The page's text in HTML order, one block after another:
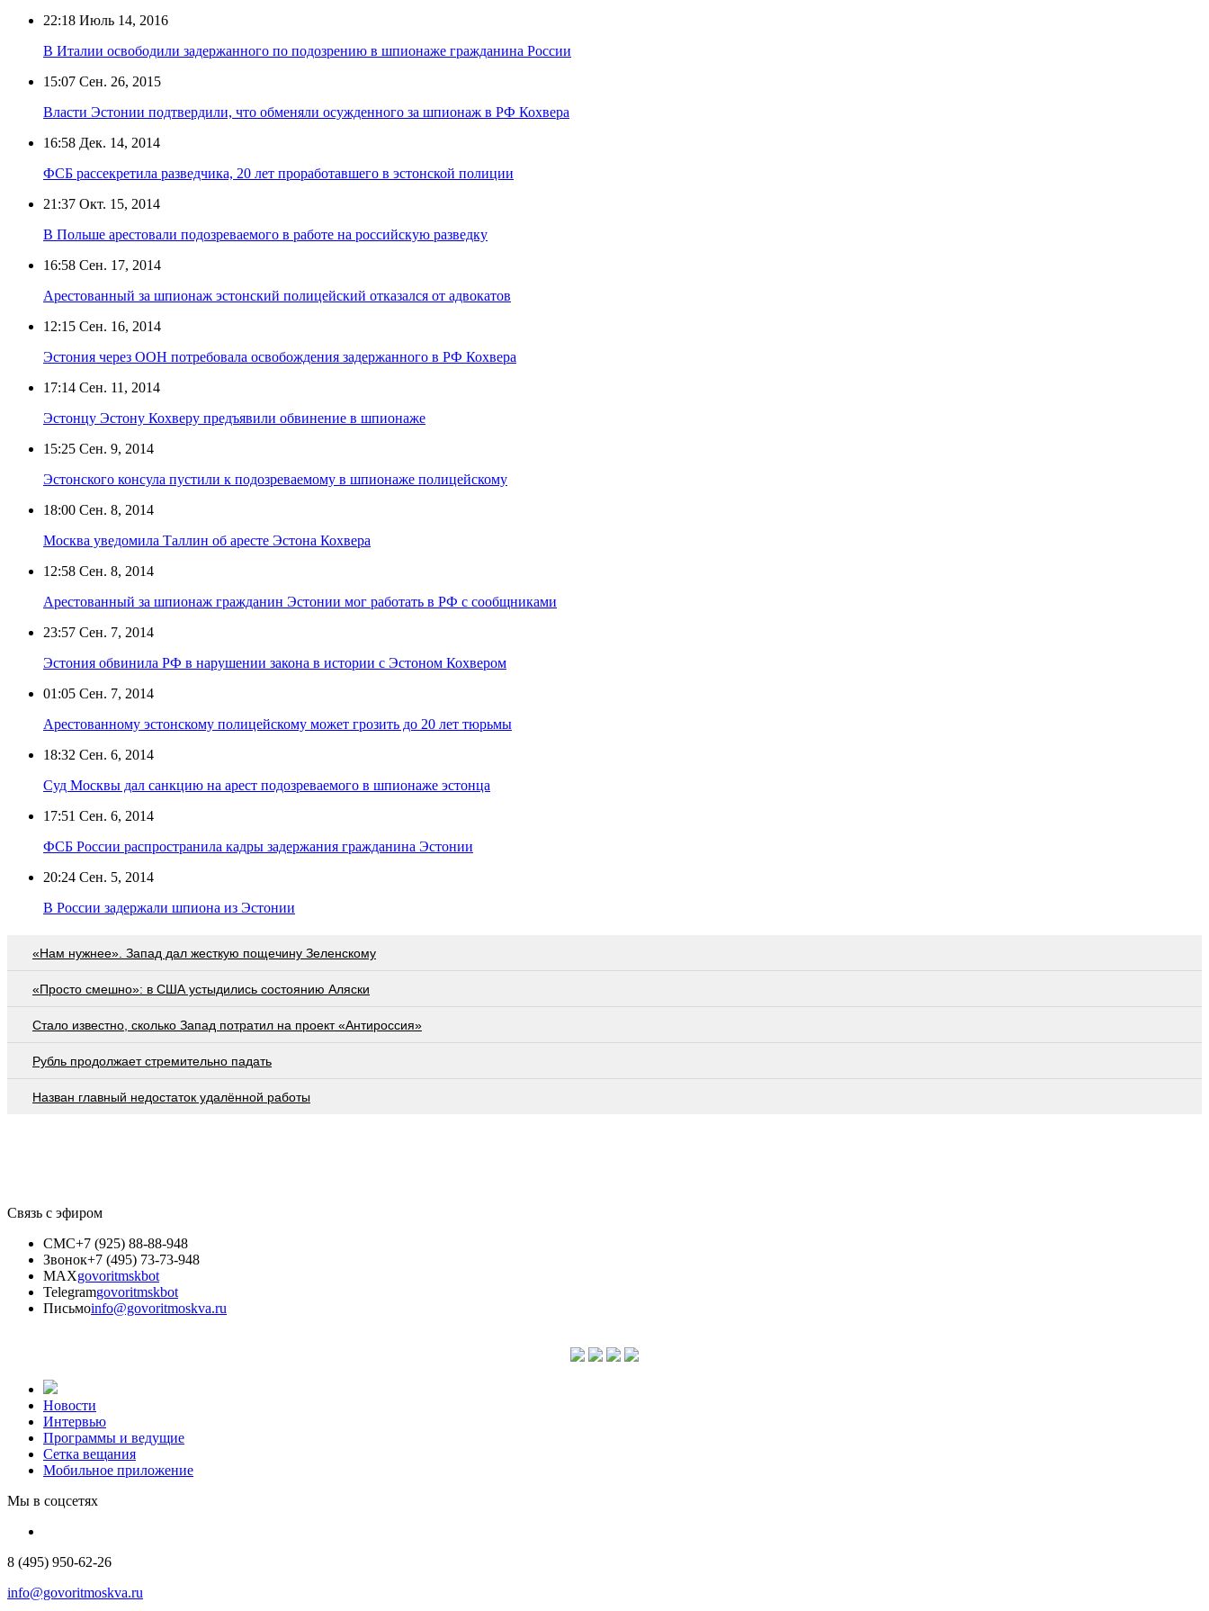
22:18 Июль 14, 2016
В Италии освободили задержанного по подозрению в шпионаже гражданина России
15:07 Сен. 26, 2015
Власти Эстонии подтвердили, что обменяли осужденного за шпионаж в РФ Кохвера
16:58 Дек. 14, 2014
ФСБ рассекретила разведчика, 20 лет проработавшего в эстонской полиции
21:37 Окт. 15, 2014
В Польше арестовали подозреваемого в работе на российскую разведку
16:58 Сен. 17, 2014
Арестованный за шпионаж эстонский полицейский отказался от адвокатов
12:15 Сен. 16, 2014
Эстония через ООН потребовала освобождения задержанного в РФ Кохвера
17:14 Сен. 11, 2014
Эстонцу Эстону Кохверу предъявили обвинение в шпионаже
15:25 Сен. 9, 2014
Эстонского консула пустили к подозреваемому в шпионаже полицейскому
18:00 Сен. 8, 2014
Москва уведомила Таллин об аресте Эстона Кохвера
12:58 Сен. 8, 2014
Арестованный за шпионаж гражданин Эстонии мог работать в РФ с сообщниками
23:57 Сен. 7, 2014
Эстония обвинила РФ в нарушении закона в истории с Эстоном Кохвером
01:05 Сен. 7, 2014
Арестованному эстонскому полицейскому может грозить до 20 лет тюрьмы
18:32 Сен. 6, 2014
Суд Москвы дал санкцию на арест подозреваемого в шпионаже эстонца
17:51 Сен. 6, 2014
ФСБ России распространила кадры задержания гражданина Эстонии
20:24 Сен. 5, 2014
В России задержали шпиона из Эстонии
«Нам нужнее». Запад дал жесткую пощечину Зеленскому
«Просто смешно»: в США устыдились состоянию Аляски
Стало известно, сколько Запад потратил на проект «Антироссия»
Рубль продолжает стремительно падать
Назван главный недостаток удалённой работы
Связь с эфиром
СМС+7 (925) 88-88-948
Звонок+7 (495) 73-73-948
MAXgovoritmskbot
Telegramgovoritmskbot
Письмоinfo@govoritmoskva.ru
Новости
Интервью
Программы и ведущие
Сетка вещания
Мобильное приложение
Мы в соцсетях
8 (495) 950-62-26
info@govoritmoskva.ru